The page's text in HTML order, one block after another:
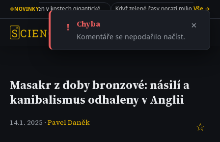
●NOVINKY Kolagen v kostech gigantického sauropoda Když zelené řasy porazí miliony dolarů Vše →
Masakr z doby bronzové: násilí a
kanibalismus odhaleny v Anglii
14.1. 2025 · Pavel Daněk ☆
! Chyba
Komentáře se nepodařilo načíst.
×